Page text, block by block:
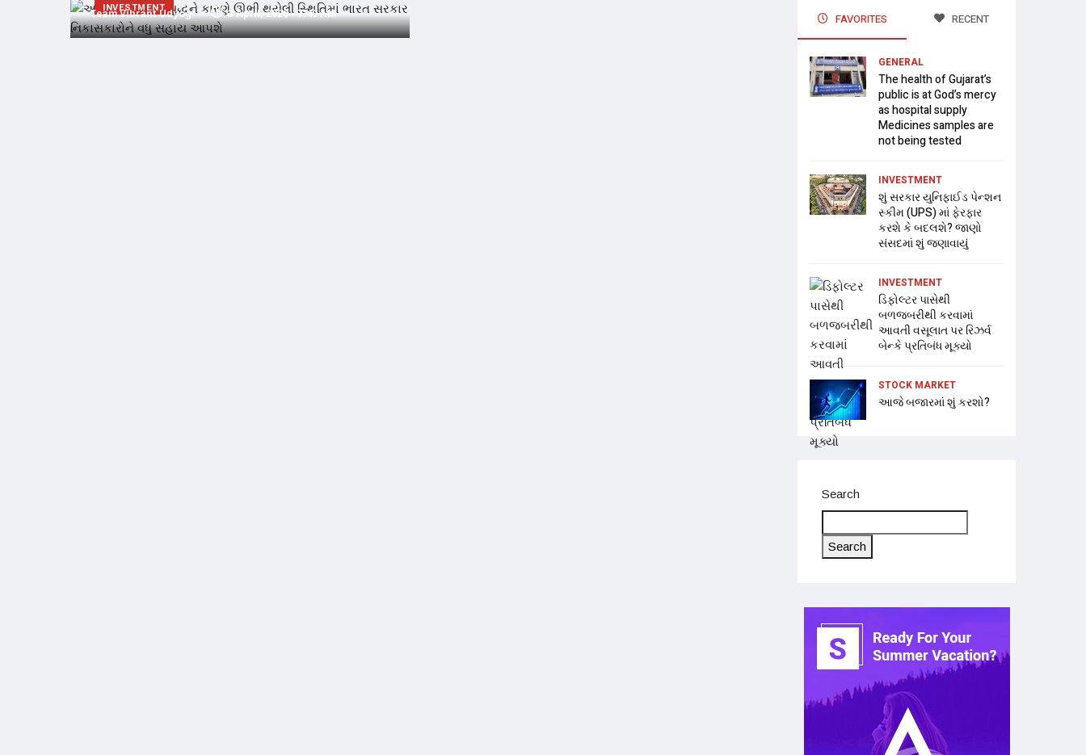
INVESTMENT
Team Vibrant Udyog 3 April, 2026 - 7:40 AM FAVORITES RECENT
GENERAL
The health of Gujarat’s
public is at God’s mercy
as hospital supply
Medicines samples are
not being tested
INVESTMENT
શું સરકાર યુનિફાઈડ પેન્શન
સ્કીમ (UPS) માં ફેરફાર
કરશે કે બદલશે? જાણો
સંસદમાં શું જણાવાયું
INVESTMENT
ડિફોલ્ટર પાસેથી
બળજબરીથી કરવામાં
આવતી વસૂલાત પર રિઝર્વ
બેન્કે પ્રતિબંધ મૂક્યો
STOCK MARKET
આજે બજારમાં શું કરશો?
Search
Search